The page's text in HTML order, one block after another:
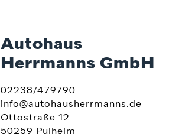
Autohaus
Herrmanns GmbH
02238/479790
info@autohausherrmanns.de
Ottostraße 12
50259 Pulheim